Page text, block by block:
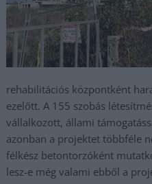
rehabilitációs központként
ezelőtt. A 155 szobás
vállalkozott, állami
azonban a projektet többféle
félkész betontorzóként
lesz-e még valami ebből a